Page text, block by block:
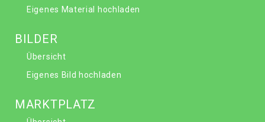
Eigenes Material hochladen
BILDER
Übersicht
Eigenes Bild hochladen
MARKTPLATZ